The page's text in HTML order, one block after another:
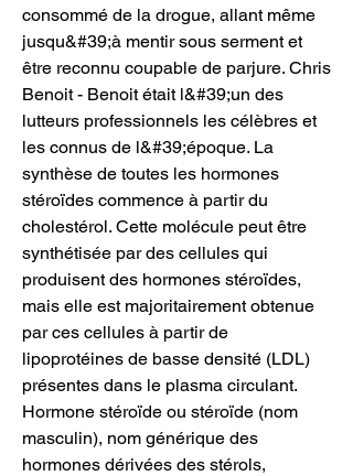
consommé de la drogue, allant même
jusqu&#39;à mentir sous serment et
être reconnu coupable de parjure. Chris
Benoit - Benoit était l&#39;un des
lutteurs professionnels les célèbres et
les connus de l&#39;époque. La
synthèse de toutes les hormones
stéroïdes commence à partir du
cholestérol. Cette molécule peut être
synthétisée par des cellules qui
produisent des hormones stéroïdes,
mais elle est majoritairement obtenue
par ces cellules à partir de
lipoprotéines de basse densité (LDL)
présentes dans le plasma circulant.
Hormone stéroïde ou stéroïde (nom
masculin), nom générique des
hormones dérivées des stérols,